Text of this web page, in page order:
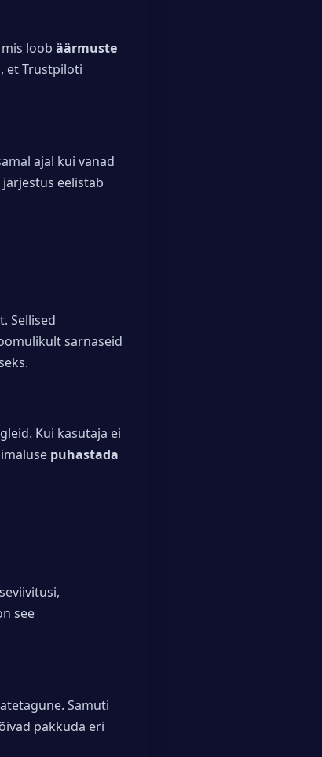
loob äärmuste
et Trustpiloti
ajal kui vanad
eelistab
Sellised
sarnaseid
Kui kasutaja ei
puhastada
see
Samuti
pakkuda eri